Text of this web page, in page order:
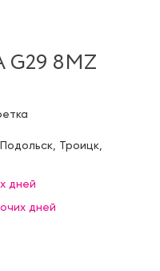
8MZ
Подольск Троицк
дней
дней